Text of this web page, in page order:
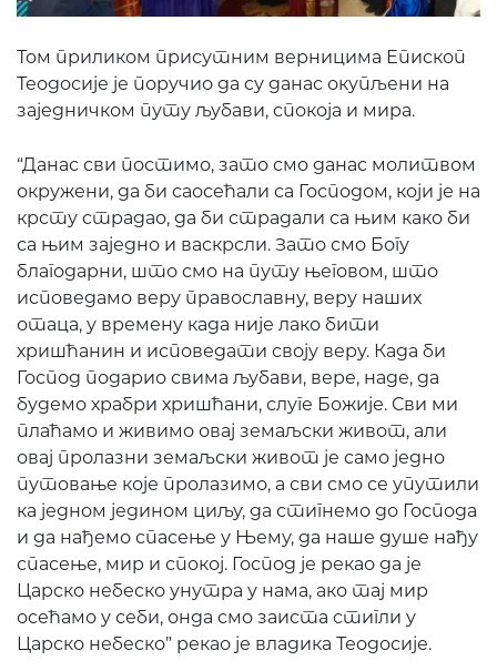
Том приликом присутним верницима Епископ
Теодосије је поручио да су данас окупљени на
заједничком путу љубави, спокоја и мира.
“Данас сви постимо, зато смо данас молитвом
окружени, да би саосећали са Господом, који је на
крсту страдао, да би страдали са њим како би
са њим заједно и васкрсли. Зато смо Богу
благодарни, што смо на путу његовом, што
исповедамо веру православну, веру наших
отаца, у времену када није лако бити
хришћанин и исповедати своју веру. Када би
Господ подарио свима љубави, вере, наде, да
будемо храбри хришћани, слуге Божије. Сви ми
плаћамо и живимо овај земаљски живот, али
овај пролазни земаљски живот је само једно
путовање које пролазимо, а сви смо се упутили
ка једном једином циљу, да стигнемо до Господа
и да нађемо спасење у Њему, да наше душе нађу
спасење, мир и спокој. Господ је рекао да је
Царско небеско унутра у нама, ако тај мир
осећамо у себи, онда смо заиста стигли у
Царско небеско” рекао је владика Теодосије.